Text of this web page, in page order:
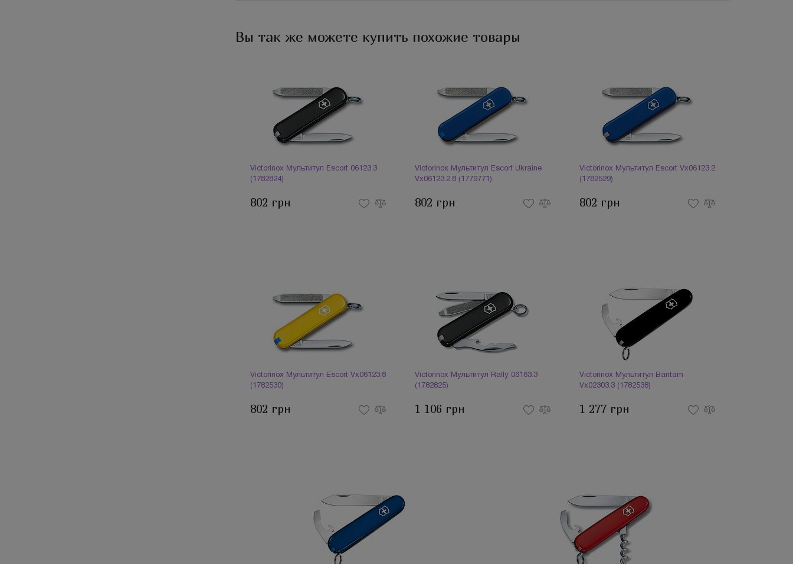
Вы так же можете купить похожие товары
Victorinox Мультитул Escort 06123.3
(1782824)
802 грн
Victorinox Мультитул Escort Ukraine
Vx06123.2.8 (1779771)
802 грн
Victorinox Мультитул Escort Vx06123.2
(1782529)
802 грн
Victorinox Мультитул Escort Vx06123.8
(1782530)
802 грн
Victorinox Мультитул Rally 06163.3
(1782825)
1 106 грн
Victorinox Мультитул Bantam
Vx02303.3 (1782538)
1 277 грн